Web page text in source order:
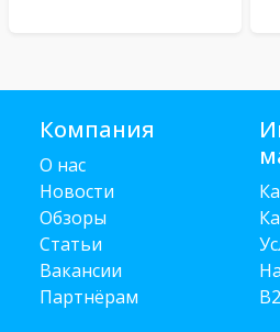
Компания
О нас
Новости
Обзоры
Статьи
Вакансии
Партнёрам